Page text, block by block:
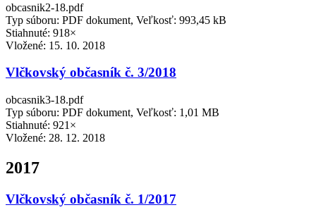
obcasnik2-18.pdf
Typ súboru: PDF dokument, Veľkosť: 993,45 kB
Stiahnuté: 918×
Vložené: 15. 10. 2018
Vlčkovský občasník č. 3/2018
obcasnik3-18.pdf
Typ súboru: PDF dokument, Veľkosť: 1,01 MB
Stiahnuté: 921×
Vložené: 28. 12. 2018
2017
Vlčkovský občasník č. 1/2017